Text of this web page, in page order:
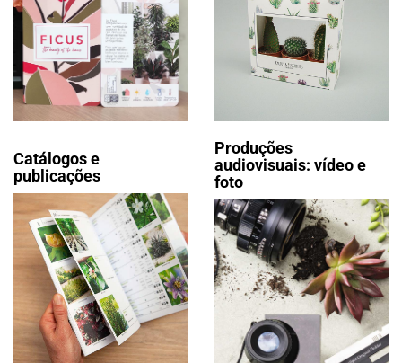
Catálogos e
publicações
Produções
audiovisuais: vídeo e
foto